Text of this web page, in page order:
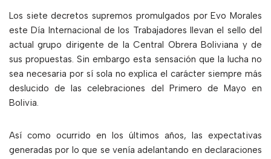
Los siete decretos supremos promulgados por Evo Morales
este Día Internacional de los Trabajadores llevan el sello del
actual grupo dirigente de la Central Obrera Boliviana y de
sus propuestas. Sin embargo esta sensación que la lucha no
sea necesaria por sí sola no explica el carácter siempre más
deslucido de las celebraciones del Primero de Mayo en
Bolivia.
Así como ocurrido en los últimos años, las expectativas
generadas por lo que se venía adelantando en declaraciones